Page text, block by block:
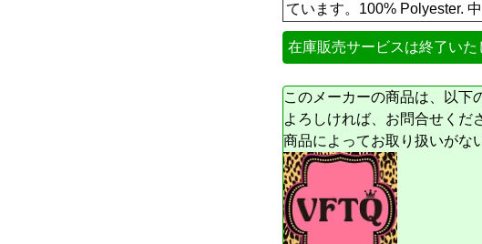
ています。100% Polyester.
在庫販売サービスは終了いた
このメーカーの商品は、以下
よろしければ、お問合せくだ
商品によってお取り扱いがな